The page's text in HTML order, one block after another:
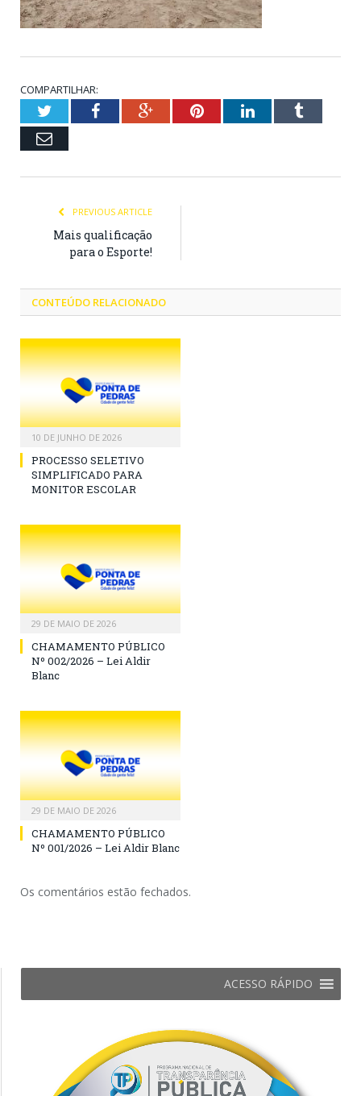
COMPARTILHAR:
TwitterFacebookGoogle+PinterestLinkedInTumblr
Email
PREVIOUS ARTICLE
Mais qualificação
para o Esporte!
CONTEÚDO RELACIONADO
10 DE JUNHO DE 2026
PROCESSO SELETIVO
SIMPLIFICADO PARA
MONITOR ESCOLAR
29 DE MAIO DE 2026
CHAMAMENTO PÚBLICO
Nº 002/2026 – Lei Aldir
Blanc
29 DE MAIO DE 2026
CHAMAMENTO PÚBLICO
Nº 001/2026 – Lei Aldir Blanc
Os comentários estão fechados.
ACESSO RÁPIDO